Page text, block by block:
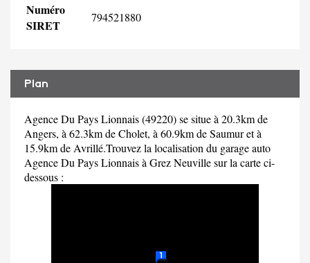
Numéro
SIRET
794521880
Plan
Agence Du Pays Lionnais (49220) se situe à 20.3km de
Angers, à 62.3km de Cholet, à 60.9km de Saumur et à
15.9km de Avrillé.Trouvez la localisation du garage auto
Agence Du Pays Lionnais à Grez Neuville sur la carte ci-
dessous :